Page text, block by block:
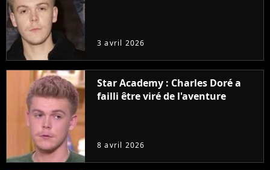
3 avril 2026
Star Academy : Charles Doré a
failli être viré de l'aventure
8 avril 2026